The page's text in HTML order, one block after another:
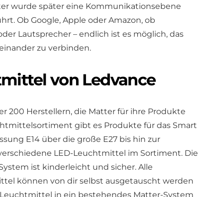
wurde später eine Kommunikationsebene
Ob Google, Apple oder Amazon, ob
Lautsprecher – endlich ist es möglich, das
zu verbinden.
von Ledvance
200 Herstellern, die Matter für ihre Produkte
gibt es Produkte für das Smart
E14 über die große E27 bis hin zur
LED-Leuchtmittel im Sortiment. Die
ist kinderleicht und sicher. Alle
können von dir selbst ausgetauscht werden
in ein bestehendes Matter-System